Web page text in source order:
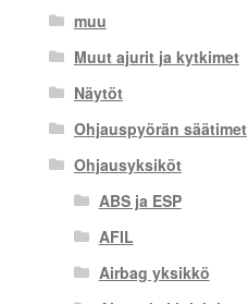
muu
Muut ajurit ja kytkimet
Näytöt
Ohjauspyörän säätimet
Ohjausyksiköt
ABS ja ESP
AFIL
Airbag yksikkö